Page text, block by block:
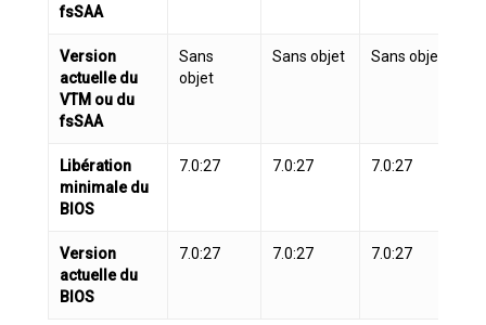
fsSAA
Version
actuelle du
VTM ou du
fsSAA
Sans
objet
Sans objet Sans objet
Libération
minimale du
BIOS
7.0:27 7.0:27 7.0:27
Version
actuelle du
BIOS
7.0:27 7.0:27 7.0:27